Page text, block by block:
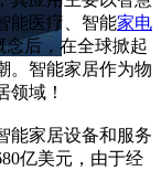
能医疗、智能家电
念后，在全球掀起
。智能家居作为物
领域！
能家居设备和服务
亿美元，由于经